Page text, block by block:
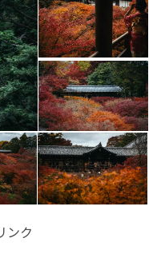
ンク